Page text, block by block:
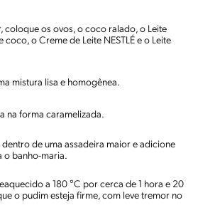
coloque os ovos, o coco ralado, o Leite
o Creme de Leite NESTLÉ e o Leite
mistura lisa e homogênea.
na forma caramelizada.
de uma assadeira maior e adicione
o banho-maria.
a 180 °C por cerca de 1 hora e 20
o pudim esteja firme, com leve tremor no